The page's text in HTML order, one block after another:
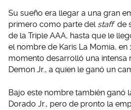
Su sueño era llegar a una gran
primero como parte del staffde
de la Triple AAA, hasta que le
el nombre de Karis La Momia, en
momento desarrolló una intensa
Demon Jr., a quien le ganó un
Bajo este nombre también ganó
Dorado Jr., pero de pronto la